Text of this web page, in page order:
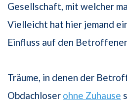
Gesellschaft, mit welcher
Vielleicht hat hier jemand
Einfluss auf den
Träume, in denen der
Obdachloser ohne Zuhause